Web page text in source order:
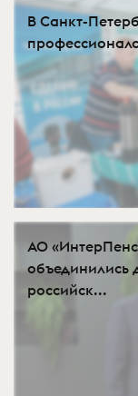
В Санкт-
АО
объединились
российск...